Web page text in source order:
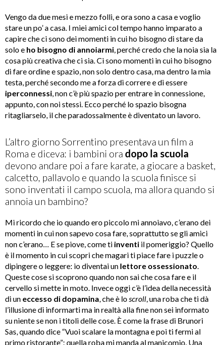
Vengo da due mesi e mezzo folli, e ora sono a casa e voglio
stare un po’ a casa. I miei amici col tempo hanno imparato a
capire che ci sono dei momenti in cui ho bisogno di stare da
solo e ho bisogno di annoiarmi, perché credo che la noia sia la
cosa più creativa che ci sia. Ci sono momenti in cui ho bisogno
di fare ordine e spazio, non solo dentro casa, ma dentro la mia
testa, perché secondo me a forza di correre e di essere
iperconnessi, non c’è più spazio per entrare in connessione,
appunto, con noi stessi. Ecco perché lo spazio bisogna
ritagliarselo, il che paradossalmente è diventato un lavoro.
L’altro giorno Sorrentino presentava un film a
Roma e diceva: i bambini ora dopo la scuola
devono andare poi a fare karate, a giocare a basket,
calcetto, pallavolo e quando la scuola finisce si
sono inventati il campo scuola, ma allora quando si
annoia un bambino?
Mi ricordo che io quando ero piccolo mi annoiavo, c’erano dei
momenti in cui non sapevo cosa fare, soprattutto se gli amici
non c’erano… E se piove, come ti inventi il pomeriggio? Quello
è il momento in cui scopri che magari ti piace fare i puzzle o
dipingere o leggere: io diventai un lettore ossessionato.
Queste cose si scoprono quando non sai che cosa fare e il
cervello si mette in moto. Invece oggi c’è l’idea della necessità
di un eccesso di dopamina, che è loscroll, una roba che ti dà
l’illusione di informarti ma in realtà alla fine non sei informato
su niente se non i titoli delle cose. È come la frase di Brunori
Sas, quando dice “Vuoi scalare la montagna e poi ti fermi al
primo ristorante”: quella roba mi manda al manicomio. Una